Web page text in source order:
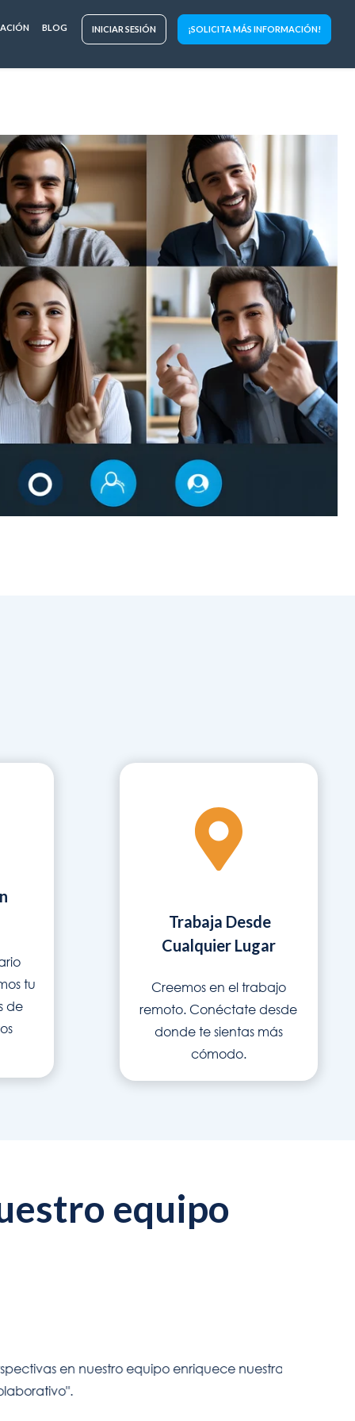
BLOG INICIAR SESIÓN ¡SOLICITA MÁS INFORMACIÓN!
tu
de
Trabaja Desde
Cualquier Lugar
Creemos en el trabajo
remoto. Conéctate desde
donde te sientas más
cómodo.
equipo
equipo enriquece nuestras soluciones y